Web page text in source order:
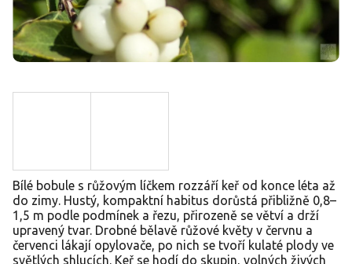
Bílé bobule s růžovým líčkem rozzáří keř od konce léta až
do zimy. Hustý, kompaktní habitus dorůstá přibližně 0,8–
1,5 m podle podmínek a řezu, přirozeně se větví a drží
upravený tvar. Drobné bělavě růžové květy v červnu a
červenci lákají opylovače, po nich se tvoří kulaté plody ve
světlých shlucích. Keř se hodí do skupin, volných živých